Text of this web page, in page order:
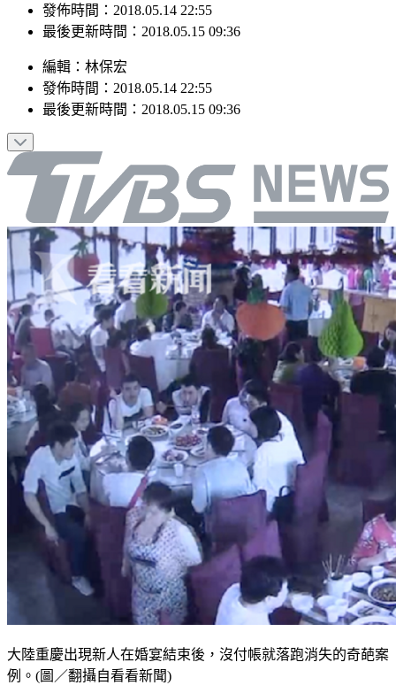
發佈時間：2018.05.14 22:55
最後更新時間：2018.05.15 09:36
編輯 ： 林保宏
發佈時間： 2018.05.14 22:55
最後更新時間： 2018.05.15 09:36
大陸重慶出現新人在婚宴結束後，沒付帳就落跑消失的奇葩案
例。(圖／翻攝自看看新聞)